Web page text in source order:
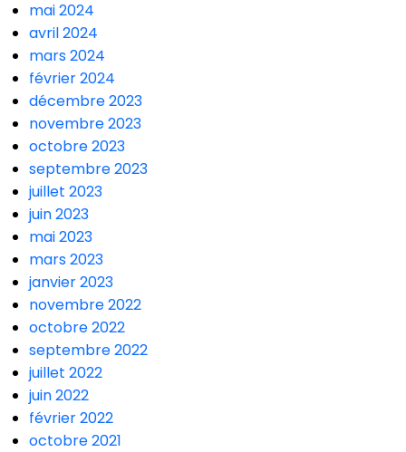
mai 2024
avril 2024
mars 2024
février 2024
décembre 2023
novembre 2023
octobre 2023
septembre 2023
juillet 2023
juin 2023
mai 2023
mars 2023
janvier 2023
novembre 2022
octobre 2022
septembre 2022
juillet 2022
juin 2022
février 2022
octobre 2021